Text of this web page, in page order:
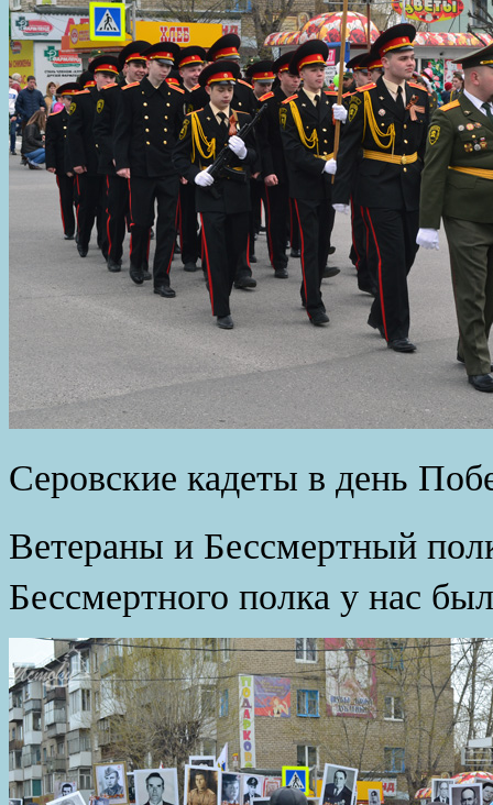
Серовские кадеты в день
Ветераны и Бессмертный
Бессмертного полка у нас